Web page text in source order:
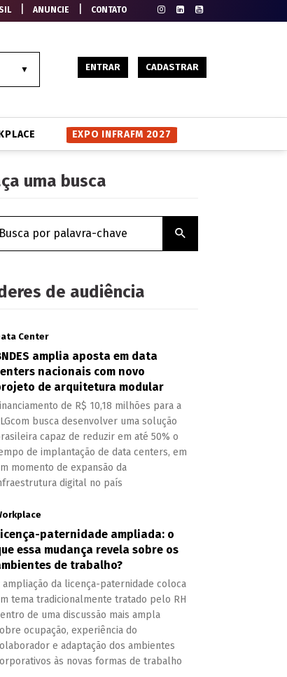
|ANUNCIE CONTATO
ENTRAR CADASTRAR
EXPO INFRAFM 2027
uma busca
de audiência
Center
amplia aposta em data
nacionais com novo
de arquitetura modular
de R$ 10,18 milhões para a
busca desenvolver uma solução
capaz de reduzir em até 50% o
de implantação de data centers, em
momento de expansão da
digital no país
paternidade ampliada: o
essa mudança revela sobre os
de trabalho?
ampliação da licença-paternidade coloca
tema tradicionalmente tratado pelo RH
de uma discussão mais ampla
ocupação, experiência do
e adaptação dos ambientes
às novas formas de trabalho